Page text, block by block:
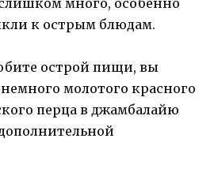
много, особенно
к острым блюдам.
острой пищи, вы
молотого красного
перца в джамбалайю